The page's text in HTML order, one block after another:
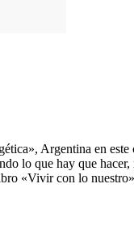
Argentina en
lo que hay que
«Vivir con lo